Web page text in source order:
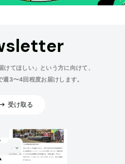
けてほしい」という方に向けて、
週3〜4回程度お届けします。
受け取る